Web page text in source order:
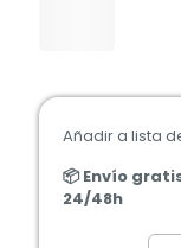
Añadir a lista
📦 Envío
24/48h